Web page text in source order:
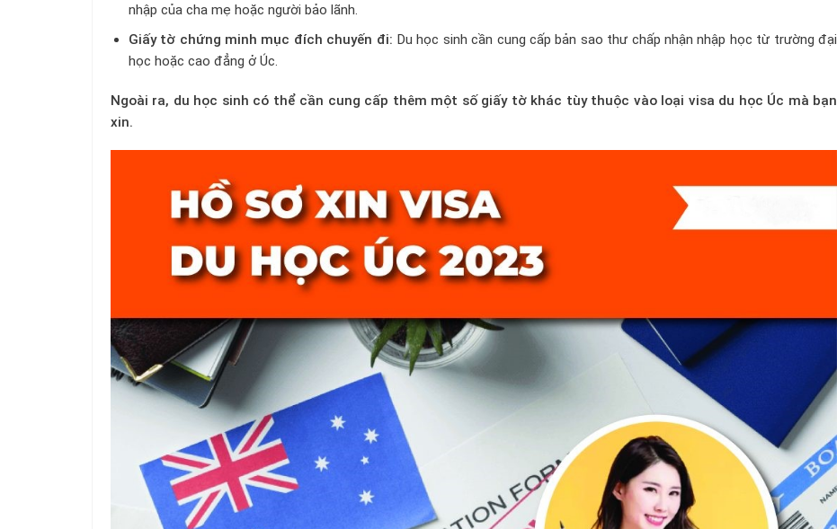
nhập của cha mẹ hoặc người bảo lãnh.
Giấy tờ chứng minh mục đích chuyến đi: Du học sinh cần cung cấp bản sao thư chấp nhận nhập học từ trường đại
học hoặc cao đẳng ở Úc.
Ngoài ra, du học sinh có thể cần cung cấp thêm một số giấy tờ khác tùy thuộc vào loại visa du học Úc mà bạn
xin.